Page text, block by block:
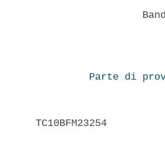
Parte di